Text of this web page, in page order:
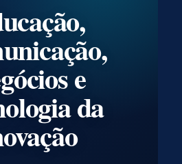
e
da